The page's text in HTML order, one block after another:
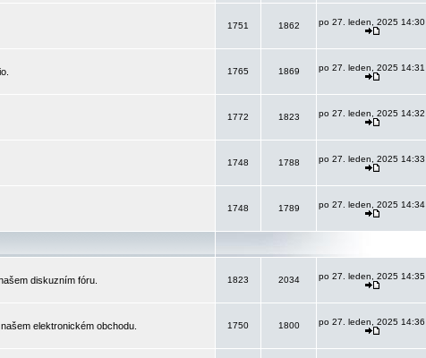
1751 1862 po 27. leden, 2025 14:30
1765 1869 po 27. leden, 2025 14:31
1772 1823 po 27. leden, 2025 14:32
1748 1788 po 27. leden, 2025 14:33
1748 1789 po 27. leden, 2025 14:34
diskuzním fóru.
1823 2034 po 27. leden, 2025 14:35
elektronickém obchodu.
1750 1800 po 27. leden, 2025 14:36